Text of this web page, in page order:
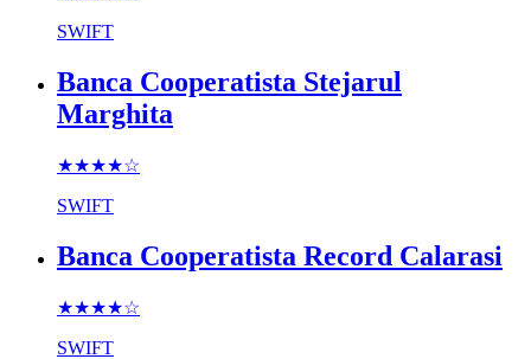
SWIFT
Banca Cooperatista Stejarul
Marghita
★★★★☆
SWIFT
Banca Cooperatista Record Calarasi
★★★★☆
SWIFT